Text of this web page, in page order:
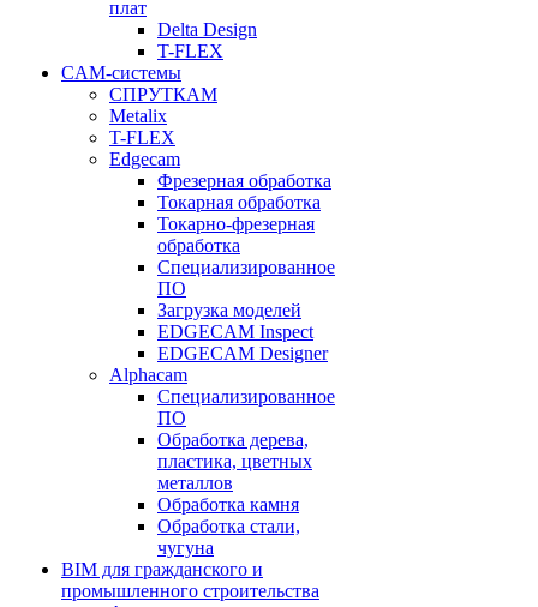
плат
Delta Design
T-FLEX
CAM-системы
СПРУТКAM
Metalix
T-FLEX
Edgecam
Фрезерная обработка
Токарная обработка
Токарно-фрезерная
обработка
Специализированное
ПО
Загрузка моделей
EDGECAM Inspect
EDGECAM Designer
Alphacam
Специализированное
ПО
Обработка дерева,
пластика, цветных
металлов
Обработка камня
Обработка стали,
чугуна
BIM для гражданского и
промышленного строительства